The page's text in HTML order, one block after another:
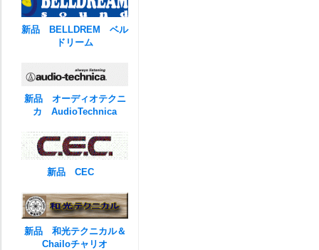
新品 BELLDREM ベル
ドリーム
新品 オーディオテクニ
カ AudioTechnica
新品 CEC
新品 和光テクニカル＆
Chailoチャリオ